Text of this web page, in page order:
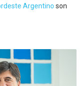
Argentino son